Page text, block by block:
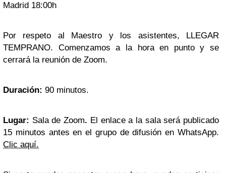
Madrid 18:00h
Por respeto al Maestro y los asistentes, LLEGAR
TEMPRANO. Comenzamos a la hora en punto y se
cerrará la reunión de Zoom.
Duración: 90 minutos.
Lugar: Sala de Zoom. El enlace a la sala será publicado
15 minutos antes en el grupo de difusión en WhatsApp.
Clic aquí.